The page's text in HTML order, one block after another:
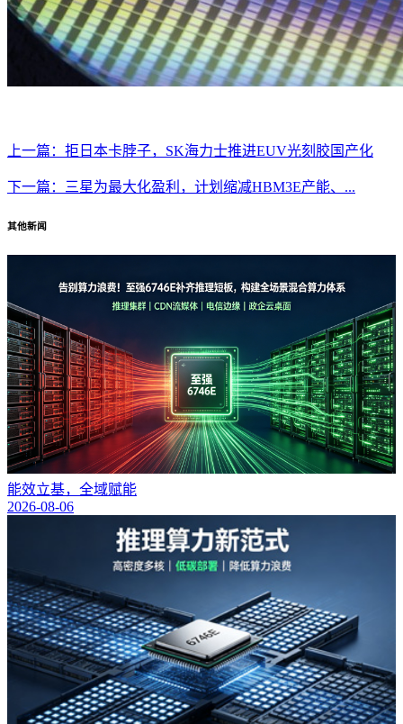
上一篇：拒日本卡脖子，SK海力士推进EUV光刻胶国产化
下一篇：三星为最大化盈利，计划缩减HBM3E产能、...
其他新闻
能效立基，全域赋能
2026-08-06